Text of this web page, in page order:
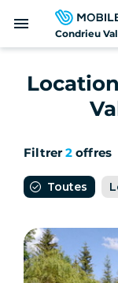
Condrieu
menu
Filtrer2 offres
Toutes